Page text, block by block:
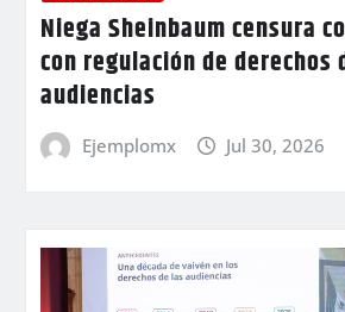
Niega Sheinbaum censura
con regulación de derechos
audiencias
Ejemplomx Jul 30, 2026